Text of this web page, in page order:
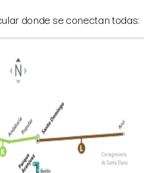
donde se conectan todas: